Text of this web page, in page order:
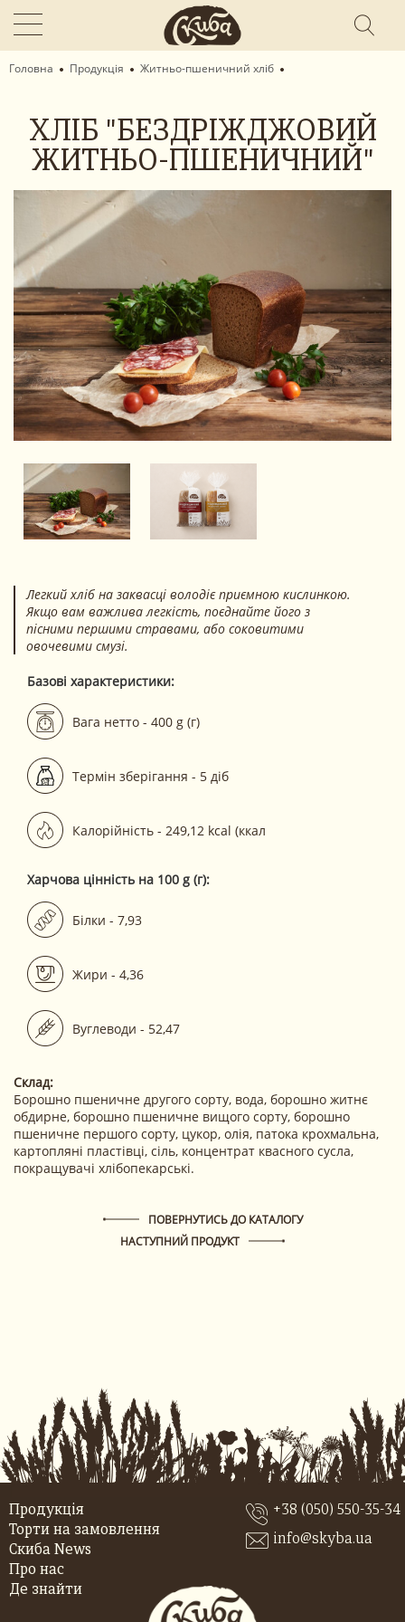
Головна Продукція Житньо-пшеничний хліб
ХЛІБ "БЕЗДРІЖДЖОВИЙ
ЖИТНЬО-ПШЕНИЧНИЙ"
Легкий хліб на заквасці володіє приємною кислинкою.
Якщо вам важлива легкість, поєднайте його з
пісними першими стравами, або соковитими
овочевими смузі.
Базові характеристики:
Вага нетто - 400 g (г)
Термін зберігання - 5 діб
Калорійність - 249,12 kcal (ккал
Харчова цінність на 100 g (г):
Білки - 7,93
Жири - 4,36
Вуглеводи - 52,47
Склад:
Борошно пшеничне другого сорту, вода, борошно житнє
обдирне, борошно пшеничне вищого сорту, борошно
пшеничне першого сорту, цукор, олія, патока крохмальна,
картопляні пластівці, сіль, концентрат квасного сусла,
покращувачі хлібопекарські.
ПОВЕРНУТИСЬ ДО КАТАЛОГУ
НАСТУПНИЙ ПРОДУКТ
Продукція
Торти на замовлення
Скиба News
Про нас
Де знайти
+38 (050) 550-35-34
info@skyba.ua